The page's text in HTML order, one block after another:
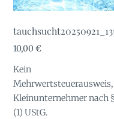
10,00€
Kein
Mehrwertsteuerausweis,
Kleinunternehmer nach
(1) UStG.